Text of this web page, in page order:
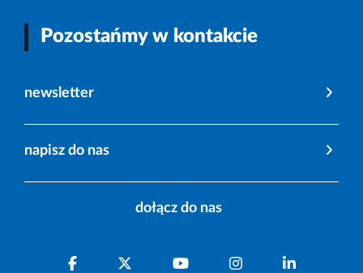
Pozostańmy w kontakcie
newsletter
napisz do nas
dołącz do nas